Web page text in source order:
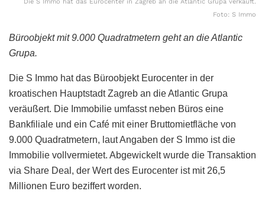
Foto: S Immo
Büroobjekt mit 9.000 Quadratmetern geht an die Atlantic
Grupa.
Die S Immo hat das Büroobjekt Eurocenter in der
kroatischen Hauptstadt Zagreb an die Atlantic Grupa
veräußert. Die Immobilie umfasst neben Büros eine
Bankfiliale und ein Café mit einer Bruttomietfläche von
9.000 Quadratmetern, laut Angaben der S Immo ist die
Immobilie vollvermietet. Abgewickelt wurde die Transaktion
via Share Deal, der Wert des Eurocenter ist mit 26,5
Millionen Euro beziffert worden.